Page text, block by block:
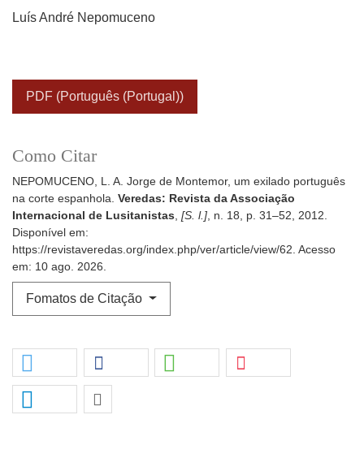
Luís André Nepomuceno
PDF (Português (Portugal))
Como Citar
NEPOMUCENO, L. A. Jorge de Montemor, um exilado português
na corte espanhola. Veredas: Revista da Associação
Internacional de Lusitanistas, [S. l.], n. 18, p. 31–52, 2012.
Disponível em:
https://revistaveredas.org/index.php/ver/article/view/62. Acesso
em: 10 ago. 2026.
Fomatos de Citação